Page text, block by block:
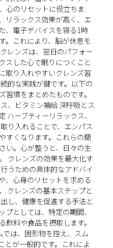
心のリセットに役立ちま
リラックス効果が高く、エ
、電子デバイスを寝る1時
。これにより、脳が休息モ
レンズは、翌日のパフォー
スした心で眠りにつくこと
取り入れやすいクレンズ習
的な実践が鍵です。以下の
慣をまとめたものです。
、ビタミン補給 深呼吸とス
ハーブティーリラックス、
り入れることで、エンパス
すくなります。これらの簡
い。心が整うと、日々の生
クレンズの効果を最大化す
うための具体的なアドバイ
、心身のリセットを求める
クレンズの基本ステップと
し、健康を促進する手法と
としては、特定の期間、
料や食品を摂取します。
は、固形物を控え、スム
とが一般的です。これによ